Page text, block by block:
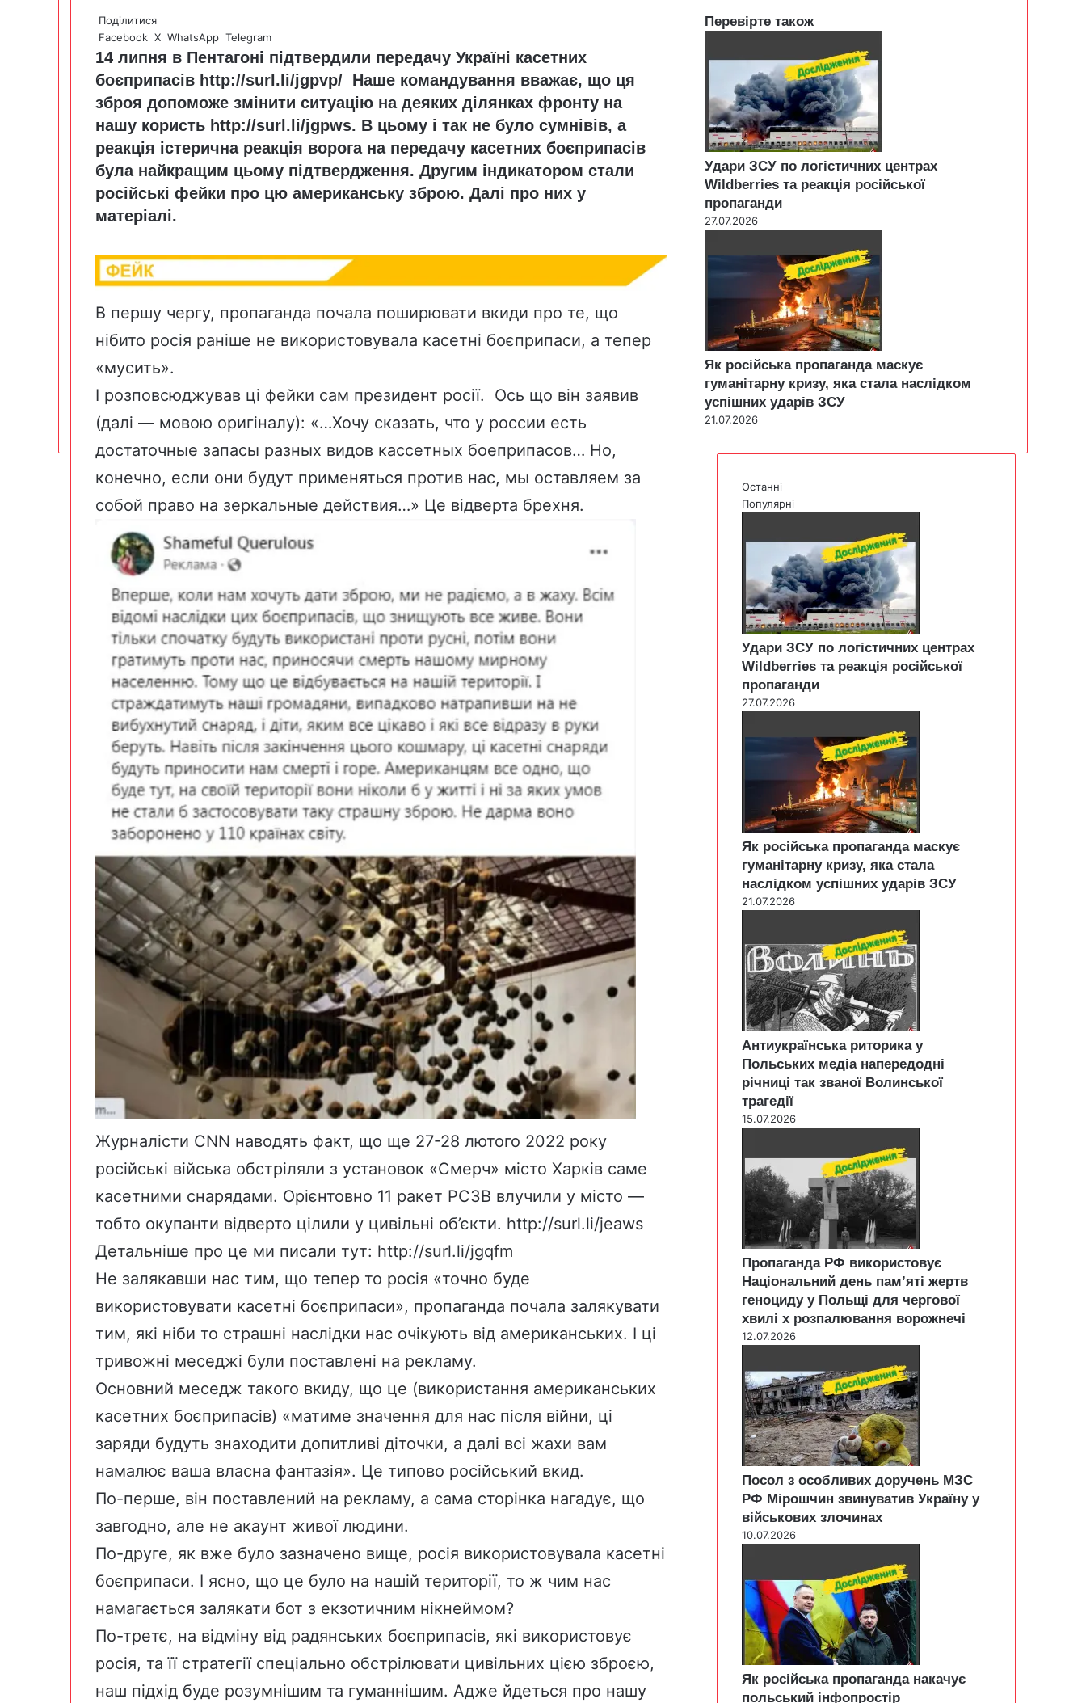
Поділитися
Facebook X WhatsApp Telegram
14 липня в Пентагоні підтвердили передачу Україні касетних
боєприпасів http://surl.li/jgpvp/ Наше командування вважає, що ця
зброя допоможе змінити ситуацію на деяких ділянках фронту на
нашу користь http://surl.li/jgpws. В цьому і так не було сумнівів, а
реакція істерична реакція ворога на передачу касетних боєприпасів
була найкращим цьому підтвердження. Другим індикатором стали
російські фейки про цю американську зброю. Далі про них у
матеріалі.
В першу чергу, пропаганда почала поширювати вкиди про те, що
нібито росія раніше не використовувала касетні боєприпаси, а тепер
«мусить».
І розповсюджував ці фейки сам президент росії. Ось що він заявив
(далі — мовою оригіналу): «…Хочу сказать, что у россии есть
достаточные запасы разных видов кассетных боеприпасов… Но,
конечно, если они будут применяться против нас, мы оставляем за
собой право на зеркальные действия…» Це відверта брехня.
Журналісти СNN наводять факт, що ще 27-28 лютого 2022 року
російські війська обстріляли з установок «Смерч» місто Харків саме
касетними снарядами. Орієнтовно 11 ракет РСЗВ влучили у місто —
тобто окупанти відверто цілили у цивільні об’єкти. http://surl.li/jeaws
Детальніше про це ми писали тут: http://surl.li/jgqfm
Не залякавши нас тим, що тепер то росія «точно буде
використовувати касетні боєприпаси», пропаганда почала залякувати
тим, які ніби то страшні наслідки нас очікують від американських. І ці
тривожні меседжі були поставлені на рекламу.
Основний меседж такого вкиду, що це (використання американських
касетних боєприпасів) «матиме значення для нас після війни, ці
заряди будуть знаходити допитливі діточки, а далі всі жахи вам
намалює ваша власна фантазія». Це типово російський вкид.
По-перше, він поставлений на рекламу, а сама сторінка нагадує, що
завгодно, але не акаунт живої людини.
По-друге, як вже було зазначено вище, росія використовувала касетні
боєприпаси. І ясно, що це було на нашій території, то ж чим нас
намагається залякати бот з екзотичним нікнеймом?
По-третє, на відміну від радянських боєприпасів, які використовує
росія, та її стратегії спеціально обстрілювати цивільних цією зброєю,
наш підхід буде розумнішим та гуманнішим. Адже йдеться про нашу
Перевірте також
Удари ЗСУ по логістичних центрах
Wildberries та реакція російської
пропаганди
27.07.2026
Як російська пропаганда маскує
гуманітарну кризу, яка стала наслідком
успішних ударів ЗСУ
21.07.2026
Останні
Популярні
Удари ЗСУ по логістичних центрах
Wildberries та реакція російської
пропаганди
27.07.2026
Як російська пропаганда маскує
гуманітарну кризу, яка стала
наслідком успішних ударів ЗСУ
21.07.2026
Антиукраїнська риторика у
Польських медіа напередодні
річниці так званої Волинської
трагедії
15.07.2026
Пропаганда РФ використовує
Національний день пам’яті жертв
геноциду у Польщі для чергової
хвилі х розпалювання ворожнечі
12.07.2026
Посол з особливих доручень МЗС
РФ Мірошчин звинуватив Україну у
військових злочинах
10.07.2026
Як російська пропаганда накачує
польський інфопростір